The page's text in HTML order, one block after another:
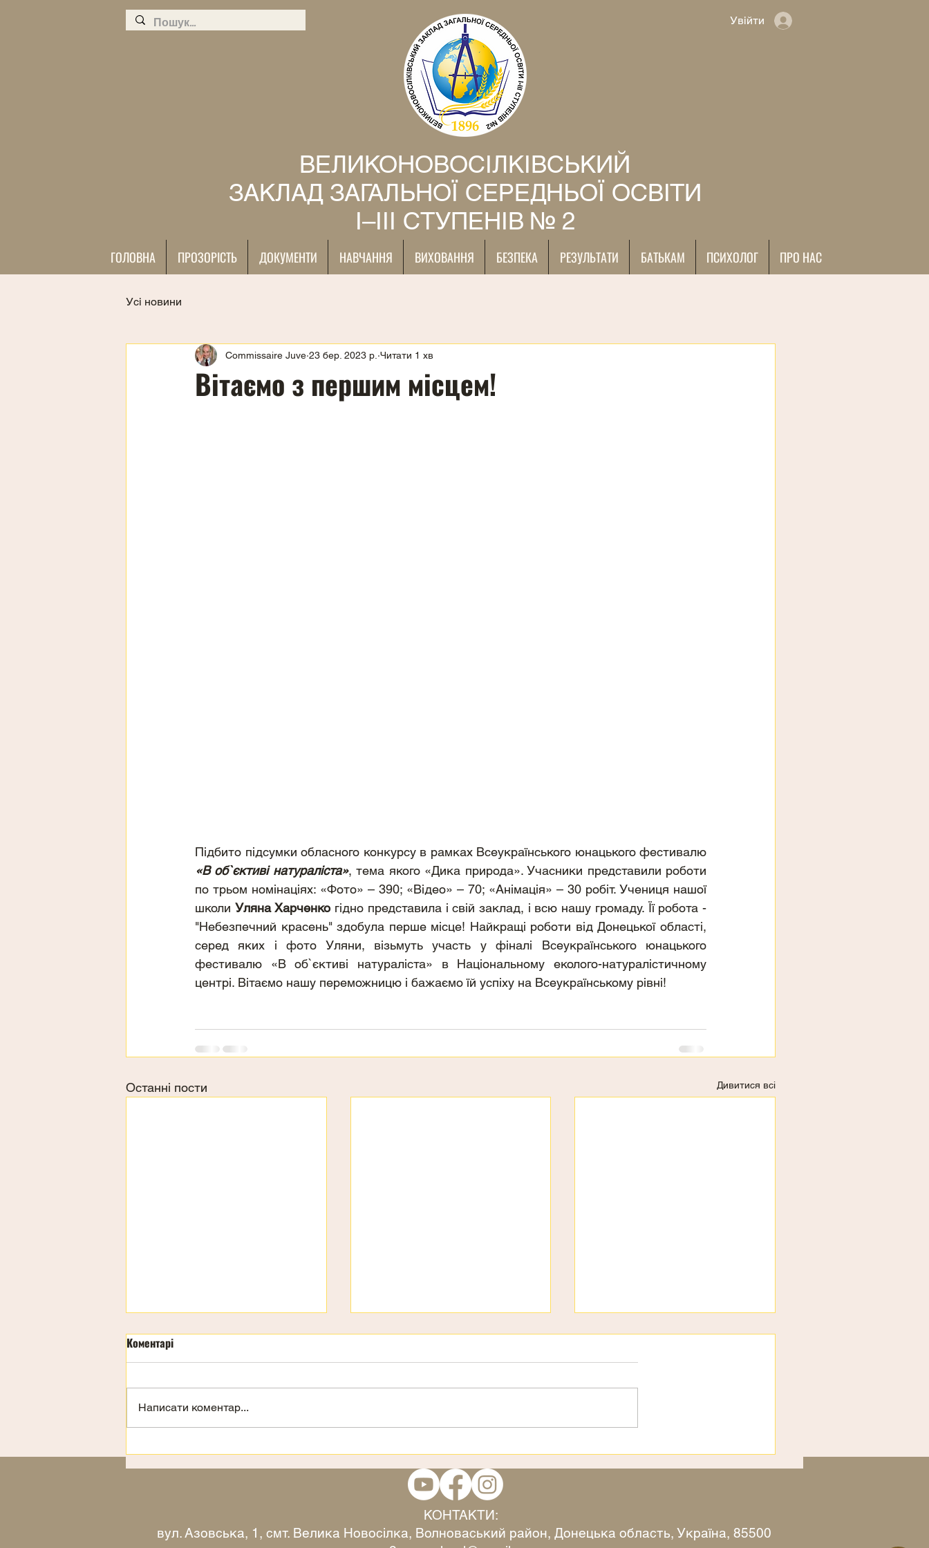
Увійти
ВЕЛИКОНОВОСІЛКІВСЬКИЙ
ЗАКЛАД ЗАГАЛЬНОЇ СЕРЕДНЬОЇ ОСВІТИ
І–ІІІ СТУПЕНІВ № 2
ГОЛОВНА ПРОЗОРІСТЬ ДОКУМЕНТИ НАВЧАННЯ ВИХОВАННЯ БЕЗПЕКА РЕЗУЛЬТАТИ БАТЬКАМ ПСИХОЛОГ ПРО НАС
Усі новини
Вітаємо з першим місцем!
Commissaire Juve 23 бер. 2023 р. Читати 1 хв
«В об`єктиві натураліста», тема якого «Дика природа». Учасники представили роботи
по трьом номінаціях: «Фото» – 390; «Відео» – 70; «Анімація» – 30 робіт. Учениця нашої
школи Уляна Харченко гідно представила і свій заклад, і всю нашу громаду. Її робота -
"Небезпечний красень" здобула перше місце! Найкращі роботи від Донецької області,
серед яких і фото Уляни, візьмуть участь у фіналі Всеукраїнського юнацького
фестивалю «В об`єктиві натураліста» в Національному еколого-натуралістичному
центрі. Вітаємо нашу переможницю і бажаємо їй успіху на Всеукраїнському рівні!
Останні пости Дивитися всі
День дітей 3 страхи
Коментарі
Написати коментар...
КОНТАКТИ:
вул. Азовська, 1, смт. Велика Новосілка, Волноваський район, Донецька область, Україна, 85500